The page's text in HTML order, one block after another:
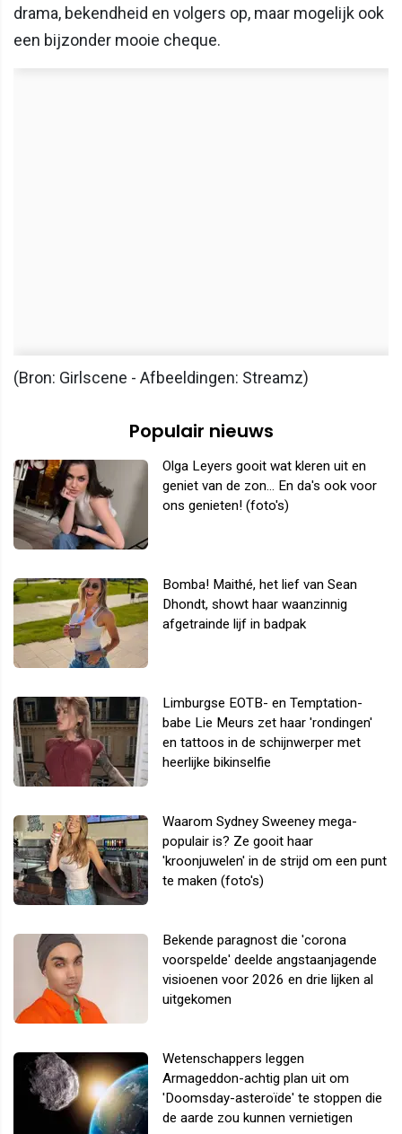
drama, bekendheid en volgers op, maar mogelijk ook
een bijzonder mooie cheque.
(Bron: Girlscene - Afbeeldingen: Streamz)
Populair nieuws
Olga Leyers gooit wat kleren uit en
geniet van de zon... En da's ook voor
ons genieten! (foto's)
Bomba! Maithé, het lief van Sean
Dhondt, showt haar waanzinnig
afgetrainde lijf in badpak
Limburgse EOTB- en Temptation-
babe Lie Meurs zet haar 'rondingen'
en tattoos in de schijnwerper met
heerlijke bikinselfie
Waarom Sydney Sweeney mega-
populair is? Ze gooit haar
'kroonjuwelen' in de strijd om een punt
te maken (foto's)
Bekende paragnost die 'corona
voorspelde' deelde angstaanjagende
visioenen voor 2026 en drie lijken al
uitgekomen
Wetenschappers leggen
Armageddon-achtig plan uit om
'Doomsday-asteroïde' te stoppen die
de aarde zou kunnen vernietigen